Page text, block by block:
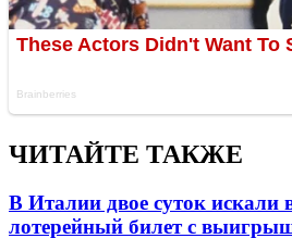
ЧИТАЙТЕ ТАКЖЕ
В Италии двое суток
лотерейный билет с